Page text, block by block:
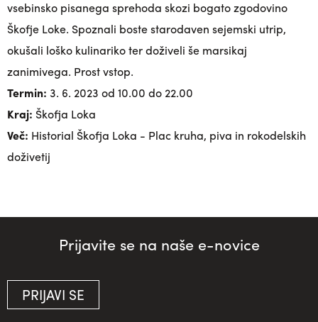
vsebinsko pisanega sprehoda skozi bogato zgodovino
Škofje Loke. Spoznali boste starodaven sejemski utrip,
okušali loško kulinariko ter doživeli še marsikaj
zanimivega. Prost vstop.
Termin: 3. 6. 2023 od 10.00 do 22.00
Kraj: Škofja Loka
Več: Historial Škofja Loka - Plac kruha, piva in rokodelskih
doživetij
Prijavite se na naše e-novice
PRIJAVI SE